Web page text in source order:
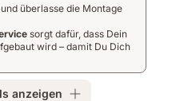
überlasse die Montage
sorgt dafür, dass Dein
wird – damit Du Dich
anzeigen